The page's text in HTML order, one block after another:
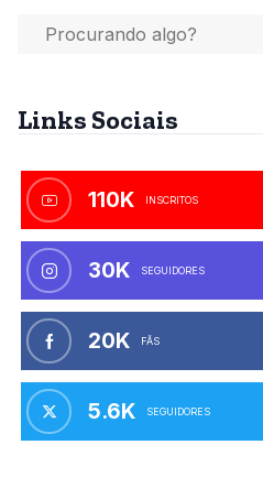
Links Sociais
110K INSCRITOS
30K SEGUIDORES
20K FÃS
5.6K SEGUIDORES